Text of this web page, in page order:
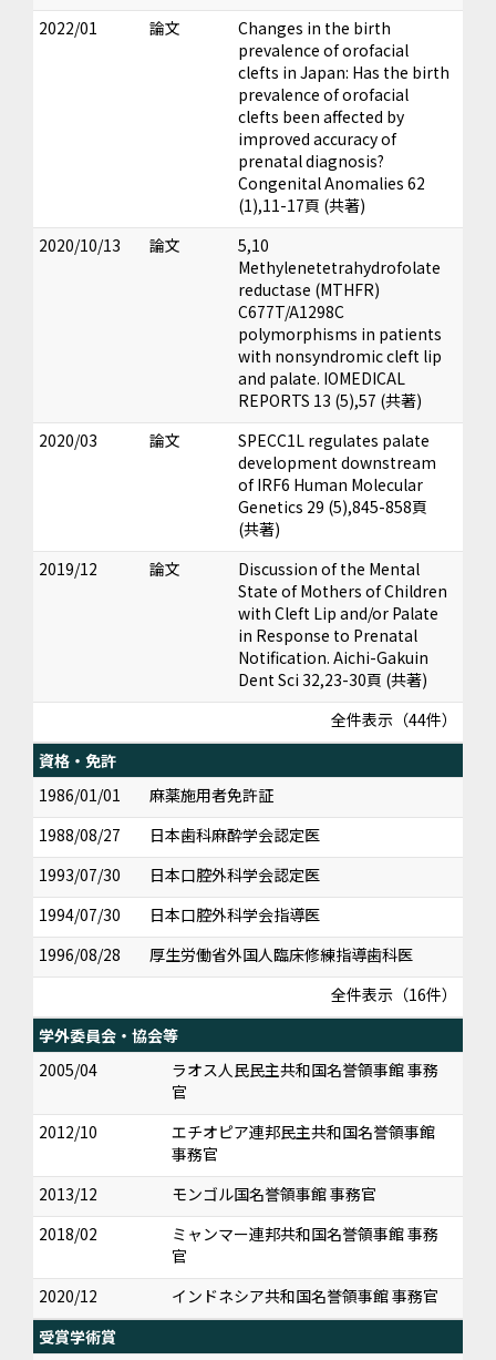
2022/01
論文
Changes in the birth
prevalence of orofacial
clefts in Japan: Has the birth
prevalence of orofacial
clefts been affected by
improved accuracy of
prenatal diagnosis?
Congenital Anomalies 62
(1),11-17頁 (共著)
2020/10/13
論文
5,10
Methylenetetrahydrofolate
reductase (MTHFR)
C677T/A1298C
polymorphisms in patients
with nonsyndromic cleft lip
and palate. IOMEDICAL
REPORTS 13 (5),57 (共著)
2020/03
論文
SPECC1L regulates palate
development downstream
of IRF6 Human Molecular
Genetics 29 (5),845-858頁
(共著)
2019/12
論文
Discussion of the Mental
State of Mothers of Children
with Cleft Lip and/or Palate
in Response to Prenatal
Notification. Aichi-Gakuin
Dent Sci 32,23-30頁 (共著)
全件表示（44件）
資格・免許
1986/01/01
麻薬施用者免許証
1988/08/27
日本歯科麻酔学会認定医
1993/07/30
日本口腔外科学会認定医
1994/07/30
日本口腔外科学会指導医
1996/08/28
厚生労働省外国人臨床修練指導歯科医
全件表示（16件）
学外委員会・協会等
2005/04
ラオス人民民主共和国名誉領事館 事務
官
2012/10
エチオピア連邦民主共和国名誉領事館
事務官
2013/12
モンゴル国名誉領事館 事務官
2018/02
ミャンマー連邦共和国名誉領事館 事務
官
2020/12
インドネシア共和国名誉領事館 事務官
受賞学術賞